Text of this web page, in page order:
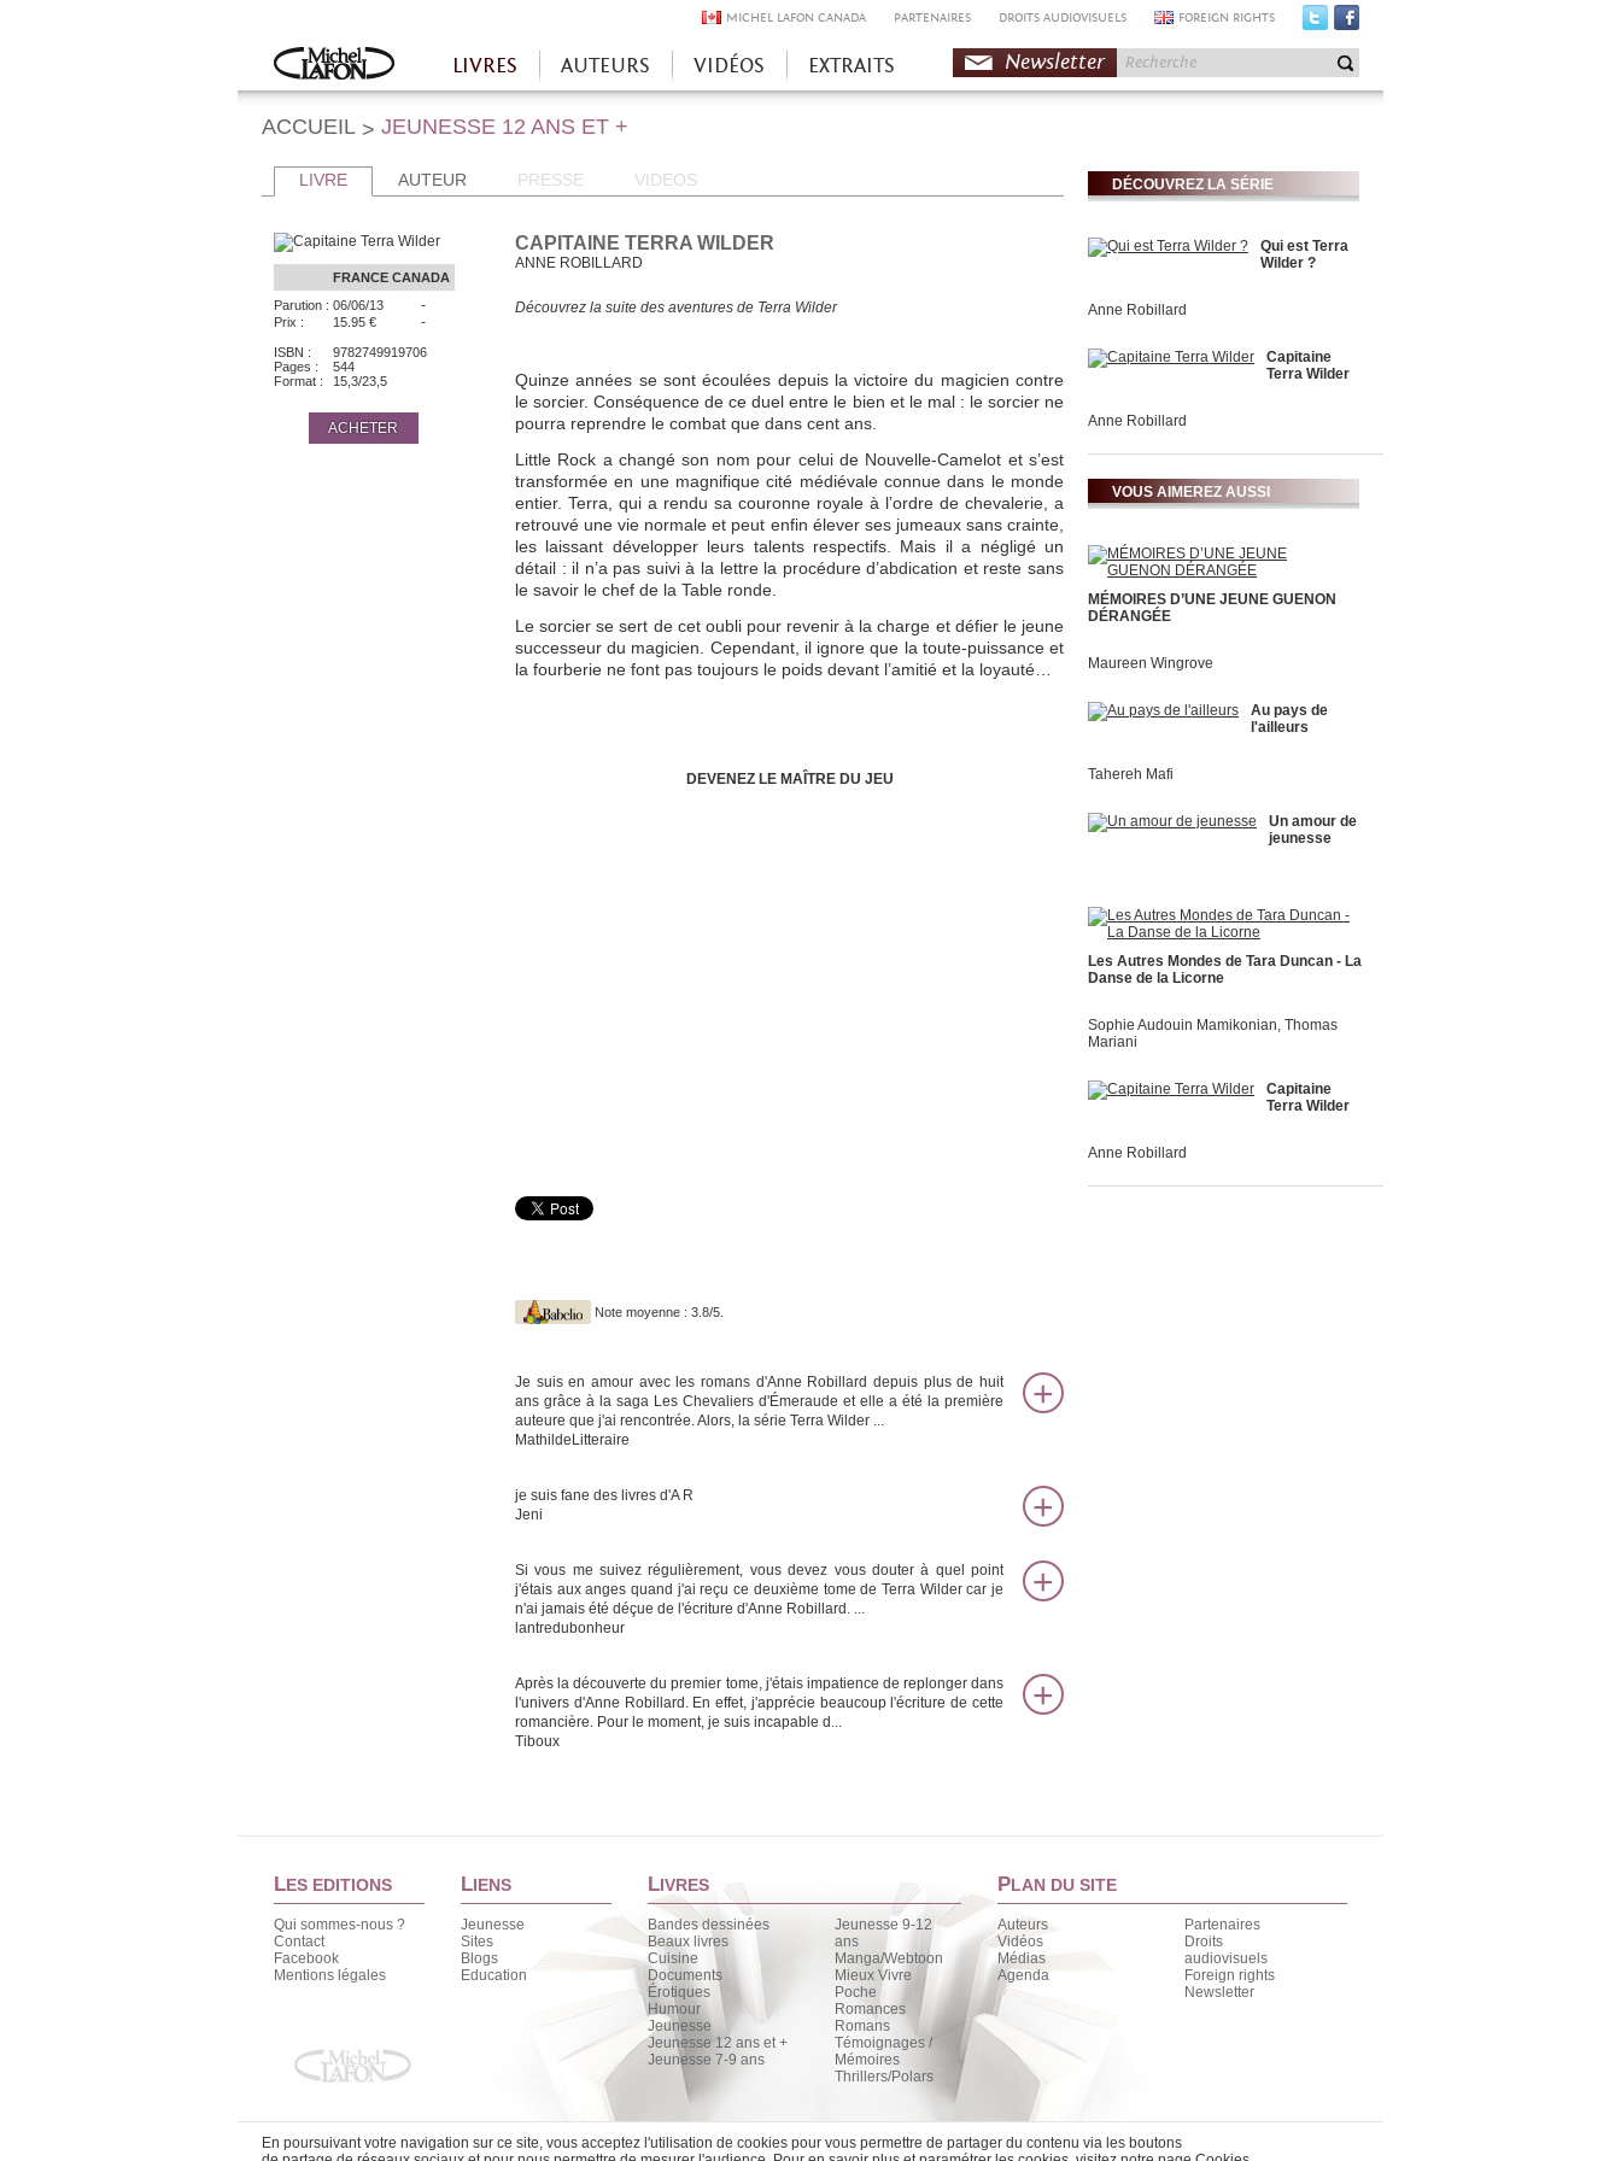
MICHEL LAFON CANADA PARTENAIRES DROITS AUDIOVISUELS FOREIGN RIGHTS
Accueil
LIVRES AUTEURS VIDÉOS EXTRAITS Newsletter
ACCUEIL > JEUNESSE 12 ANS ET +
LIVRE AUTEUR PRESSE VIDEOS
FRANCE CANADA
Parution : 06/06/13 -
Prix : 15.95 € -
ISBN :
9782749919706
Pages :
544
Format :
15,3/23,5
ACHETER
CAPITAINE TERRA WILDER
ANNE ROBILLARD
Découvrez la suite des aventures de Terra Wilder
Quinze années se sont écoulées depuis la victoire du magicien contre
le sorcier. Conséquence de ce duel entre le bien et le mal : le sorcier ne
pourra reprendre le combat que dans cent ans.
Little Rock a changé son nom pour celui de Nouvelle-Camelot et s’est
transformée en une magnifique cité médiévale connue dans le monde
entier. Terra, qui a rendu sa couronne royale à l’ordre de chevalerie, a
retrouvé une vie normale et peut enfin élever ses jumeaux sans crainte,
les laissant développer leurs talents respectifs. Mais il a négligé un
détail : il n’a pas suivi à la lettre la procédure d’abdication et reste sans
le savoir le chef de la Table ronde.
Le sorcier se sert de cet oubli pour revenir à la charge et défier le jeune
successeur du magicien. Cependant, il ignore que la toute-puissance et
la fourberie ne font pas toujours le poids devant l’amitié et la loyauté…
DEVENEZ LE MAÎTRE DU JEU
Note moyenne : 3.8/5.
Je suis en amour avec les romans d'Anne Robillard depuis plus de huit
ans grâce à la saga Les Chevaliers d'Émeraude et elle a été la première
auteure que j'ai rencontrée. Alors, la série Terra Wilder ...
MathildeLitteraire
je suis fane des livres d'A R
Jeni
Si vous me suivez régulièrement, vous devez vous douter à quel point
j'étais aux anges quand j'ai reçu ce deuxième tome de Terra Wilder car je
n'ai jamais été déçue de l'écriture d'Anne Robillard. ...
lantredubonheur
Après la découverte du premier tome, j'étais impatience de replonger dans
l'univers d'Anne Robillard. En effet, j'apprécie beaucoup l'écriture de cette
romancière. Pour le moment, je suis incapable d...
Tiboux
DÉCOUVREZ LA SÉRIE
Qui est Terra
Wilder ?
Anne Robillard
Capitaine
Terra Wilder
Anne Robillard
VOUS AIMEREZ AUSSI
MÉMOIRES D’UNE JEUNE GUENON
DÉRANGÉE
Maureen Wingrove
Au pays de
l'ailleurs
Tahereh Mafi
Un amour de
jeunesse
Les Autres Mondes de Tara Duncan - La
Danse de la Licorne
Sophie Audouin Mamikonian, Thomas
Mariani
Capitaine
Terra Wilder
Anne Robillard
LES EDITIONS
Qui sommes-nous ?
Contact
Facebook
Mentions légales
LIENS
Jeunesse
Sites
Blogs
Education
LIVRES
Bandes dessinées
Beaux livres
Cuisine
Documents
Érotiques
Humour
Jeunesse
Jeunesse 12 ans et +
Jeunesse 7-9 ans
Jeunesse 9-12
ans
Manga/Webtoon
Mieux Vivre
Poche
Romances
Romans
Témoignages /
Mémoires
Thrillers/Polars
PLAN DU SITE
Auteurs
Vidéos
Médias
Agenda
Partenaires
Droits
audiovisuels
Foreign rights
Newsletter
En poursuivant votre navigation sur ce site, vous acceptez l'utilisation de cookies pour vous permettre de partager du contenu via les boutons